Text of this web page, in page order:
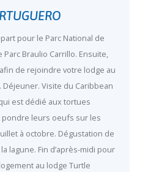
pour le Parc National de
Braulio Carrillo. Ensuite,
de rejoindre votre lodge au
Visite du Caribbean
est dédié aux tortues
pondre leurs oeufs sur les
à octobre. Dégustation de
lagune. Fin d’après-midi pour
au lodge Turtle